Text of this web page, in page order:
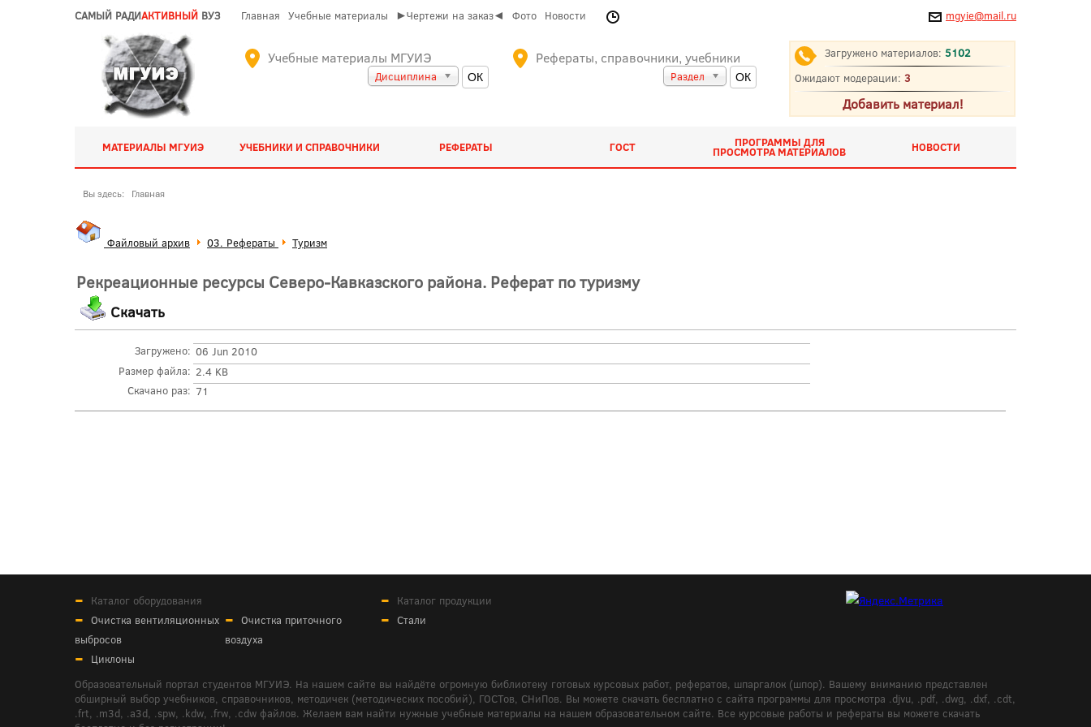
САМЫЙ РАДИАКТИВНЫЙ ВУЗ Главная Учебные материалы ►Чертежи на заказ◄ Фото Новости mgyie@mail.ru
Учебные материалы МГУИЭ
Дисциплина
Рефераты, справочники, учебники
Раздел
Загружено материалов: 5102
Ожидают модерации: 3
Добавить материал!
МАТЕРИАЛЫ МГУИЭ УЧЕБНИКИ И СПРАВОЧНИКИ РЕФЕРАТЫ ГОСТ ПРОГРАММЫ ДЛЯ
ПРОСМОТРА МАТЕРИАЛОВ НОВОСТИ
Вы здесь: Главная
Файловый архив 03. Рефераты Туризм
Рекреационные ресурсы Северо-Кавказского района. Реферат по туризму
Скачать
Загружено: 06 Jun 2010
Размер файла: 2.4 KB
Скачано раз: 71
Каталог оборудования
Очистка вентиляционных
выбросов
Очистка приточного
воздуха
Циклоны
Каталог продукции
Стали
Образовательный портал студентов МГУИЭ. На нашем сайте вы найдёте огромную библиотеку готовых курсовых работ, рефератов, шпаргалок (шпор). Вашему вниманию представлен
обширный выбор учебников, справочников, методичек (методических пособий), ГОСТов, СНиПов. Вы можете скачать бесплатно с сайта программы для просмотра .djvu, .pdf, .dwg, .dxf, .cdt,
.frt, .m3d, .a3d, .spw, .kdw, .frw, .cdw файлов. Желаем вам найти нужные учебные материалы на нашем образовательном сайте. Все курсовые работы и рефераты вы можете скачать